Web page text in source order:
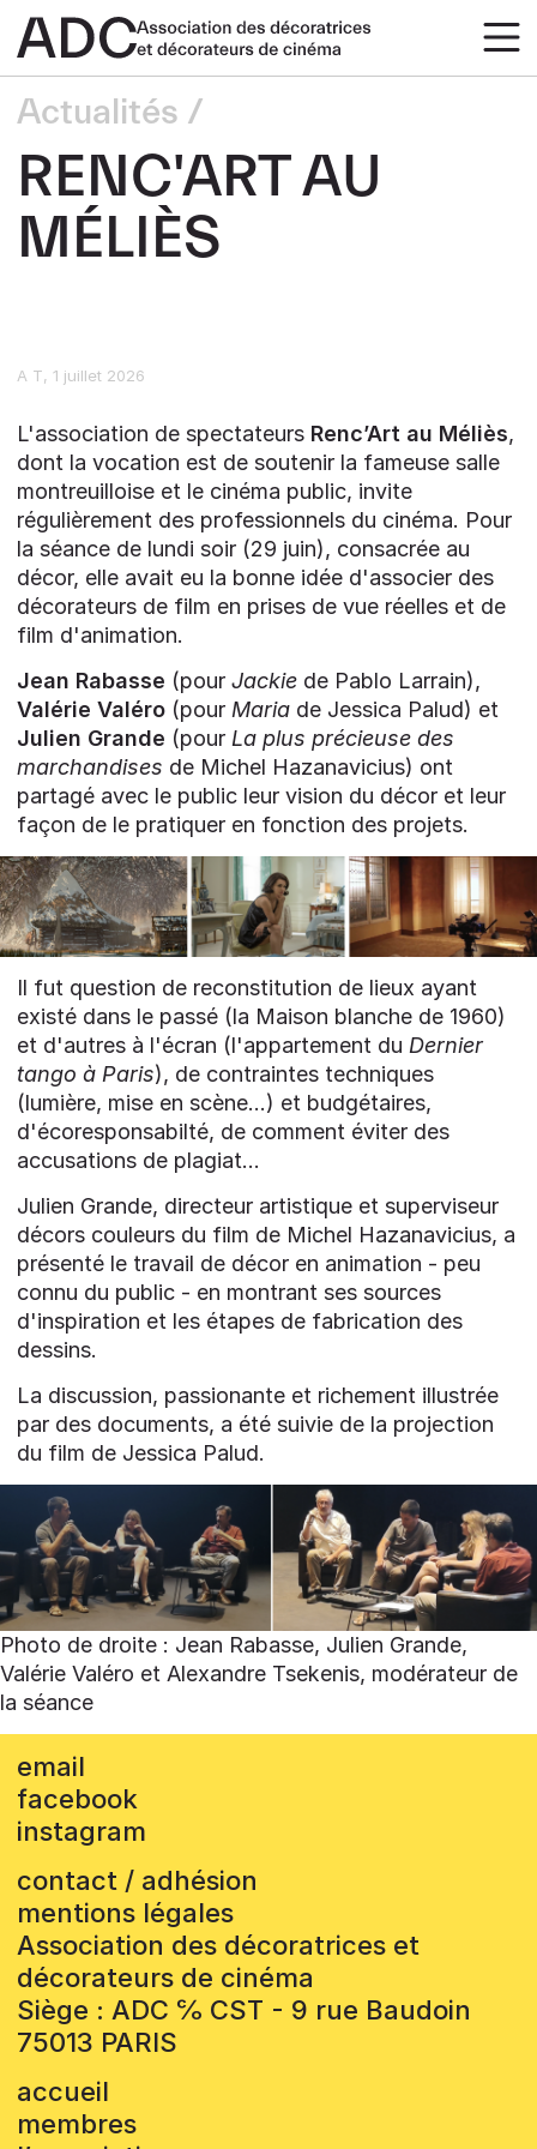
Actualités
RENC'ART AU
MÉLIÈS
A T 1 juillet 2026
L'association de spectateurs Renc’Art au Méliès,
dont la vocation est de soutenir la fameuse salle
montreuilloise et le cinéma public, invite
régulièrement des professionnels du cinéma. Pour
la séance de lundi soir (29 juin), consacrée au
décor, elle avait eu la bonne idée d'associer des
décorateurs de film en prises de vue réelles et de
film d'animation.
Jean Rabasse (pour Jackie de Pablo Larrain),
Valérie Valéro (pour Maria de Jessica Palud) et
Julien Grande (pour La plus précieuse des
marchandises de Michel Hazanavicius) ont
partagé avec le public leur vision du décor et leur
façon de le pratiquer en fonction des projets.
Il fut question de reconstitution de lieux ayant
existé dans le passé (la Maison blanche de 1960)
et d'autres à l'écran (l'appartement du Dernier
tango à Paris), de contraintes techniques
(lumière, mise en scène...) et budgétaires,
d'écoresponsabilté, de comment éviter des
accusations de plagiat...
Julien Grande, directeur artistique et superviseur
décors couleurs du film de Michel Hazanavicius, a
présenté le travail de décor en animation - peu
connu du public - en montrant ses sources
d'inspiration et les étapes de fabrication des
dessins.
La discussion, passionante et richement illustrée
par des documents, a été suivie de la projection
du film de Jessica Palud.
Photo de droite : Jean Rabasse, Julien Grande,
Valérie Valéro et Alexandre Tsekenis, modérateur de
la séance
email
facebook
instagram
contact / adhésion
mentions légales
Association des décoratrices et
décorateurs de cinéma
Siège : ADC ℅ CST - 9 rue Baudoin
75013 PARIS
accueil
membres